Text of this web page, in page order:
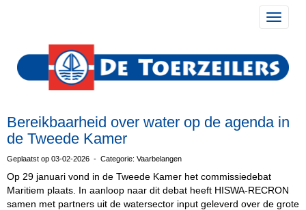
Toggle
Bereikbaarheid over water op de agenda in
de Tweede Kamer
Geplaatst op 03-02-2026 - Categorie: Vaarbelangen
Op 29 januari vond in de Tweede Kamer het commissiedebat
Maritiem plaats. In aanloop naar dit debat heeft HISWA-RECRON
samen met partners uit de watersector input geleverd over de grote